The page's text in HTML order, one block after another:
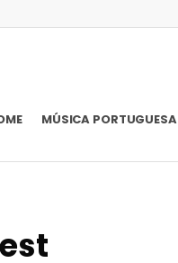
MÚSICA PORTUGUESA